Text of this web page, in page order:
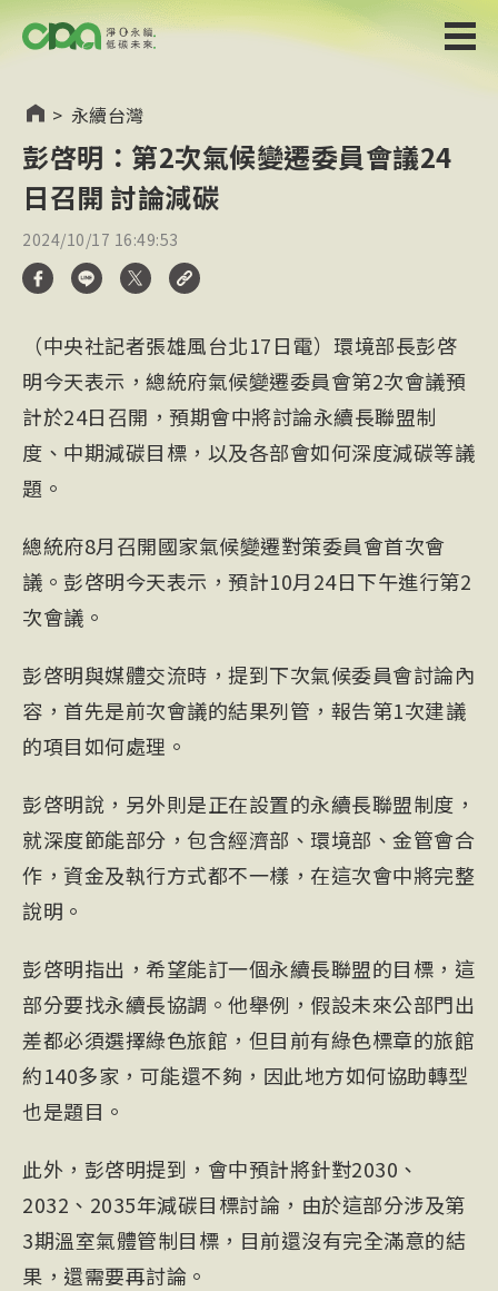
> 永續台灣
彭啓明：第2次氣候變遷委員會議24
日召開 討論減碳
2024/10/17 16:49:53
（中央社記者張雄風台北17日電）環境部長彭啓
明今天表示，總統府氣候變遷委員會第2次會議預
計於24日召開，預期會中將討論永續長聯盟制
度、中期減碳目標，以及各部會如何深度減碳等議
題。
總統府8月召開國家氣候變遷對策委員會首次會
議。彭啓明今天表示，預計10月24日下午進行第2
次會議。
彭啓明與媒體交流時，提到下次氣候委員會討論內
容，首先是前次會議的結果列管，報告第1次建議
的項目如何處理。
彭啓明說，另外則是正在設置的永續長聯盟制度，
就深度節能部分，包含經濟部、環境部、金管會合
作，資金及執行方式都不一樣，在這次會中將完整
說明。
彭啓明指出，希望能訂一個永續長聯盟的目標，這
部分要找永續長協調。他舉例，假設未來公部門出
差都必須選擇綠色旅館，但目前有綠色標章的旅館
約140多家，可能還不夠，因此地方如何協助轉型
也是題目。
此外，彭啓明提到，會中預計將針對2030、
2032、2035年減碳目標討論，由於這部分涉及第
3期溫室氣體管制目標，目前還沒有完全滿意的結
果，還需要再討論。